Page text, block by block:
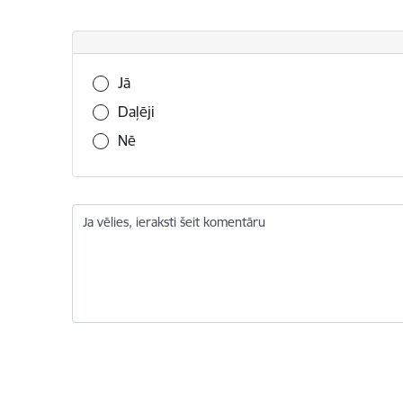
Vai šī informācija bija noderīga?
Jā
Daļēji
Nē
Ja vēlies, ieraksti šeit komentāru